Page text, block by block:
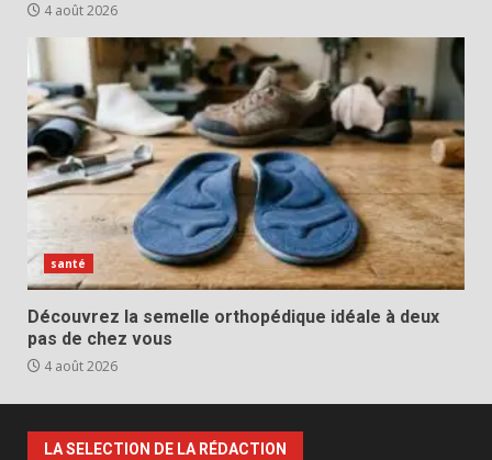
4 août 2026
santé
Découvrez la semelle orthopédique idéale à deux
pas de chez vous
4 août 2026
LA SELECTION DE LA RÉDACTION